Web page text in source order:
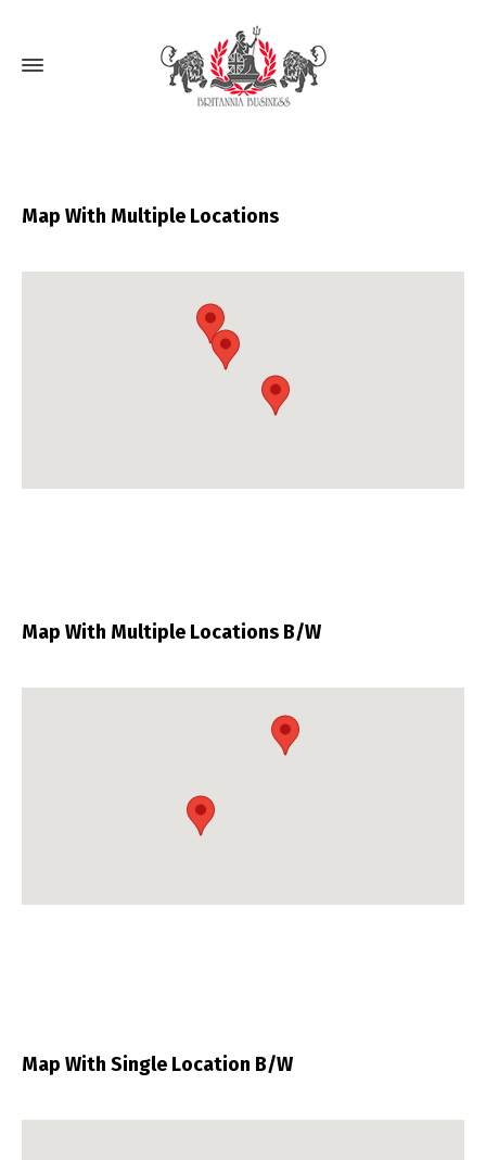
Map With Multiple Locations
Map With Multiple Locations B/W
Map With Single Location B/W